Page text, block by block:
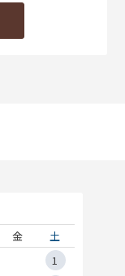
金
土
1